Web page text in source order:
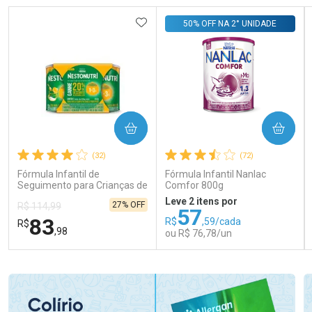
(32)
Fórmula Infantil de
Seguimento para Crianças de
Primeira Infância Nestonutri
2 Unidades de 800g cada
R$ 114,99
R$83,98
27% OFF
ADICIONAR AOS FAVORITOS
COMPRAR
(72)
Fórmula Infantil Nanlac
Comfor 800g
50% OFF NA 2° UNIDADE
Leve 2 itens por
R$57,59/cada
ou R$ 76,78/un
COMPRAR
Laboratório
Por Menos